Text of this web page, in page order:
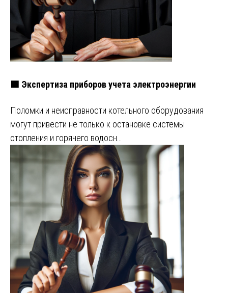
🟩 Экспертиза приборов учета электроэнергии
Поломки и неисправности котельного оборудования
могут привести не только к остановке системы
отопления и горячего водосн…